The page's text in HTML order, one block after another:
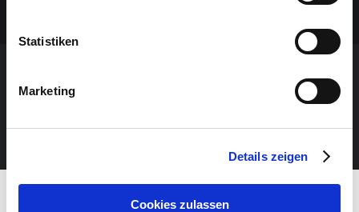
Statistiken
Marketing
Details zeigen
Cookies zulassen
JETZT UNSEREN NEWSLETTER ABONNIEREN